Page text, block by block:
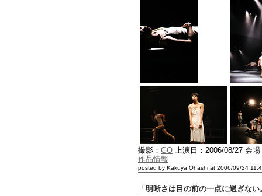
撮影： GO 上演日：2006/08/27 会
作品情報
posted by Kakuya Ohashi at 2006/09/24
「明晰さは目の前の一点に過ぎな